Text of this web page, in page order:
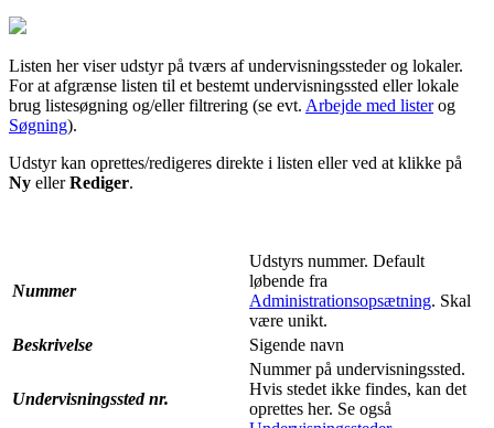
Listen her viser udstyr på tværs af undervisningssteder og lokaler.
For at afgrænse listen til et bestemt undervisningssted eller lokale
brug listesøgning og/eller filtrering (se evt. Arbejde med lister‍ og
Søgning).
Udstyr kan oprettes/redigeres direkte i listen eller ved at klikke på
Ny ellerRediger.
Nummer
Udstyrs nummer. Default
løbende fra
Administrationsopsætning. Skal
være unikt.‍
Beskrivelse
Sigende navn
Undervisningssted nr.
Nummer på undervisningssted.
Hvis stedet ikke findes, kan det
oprettes her. Se også